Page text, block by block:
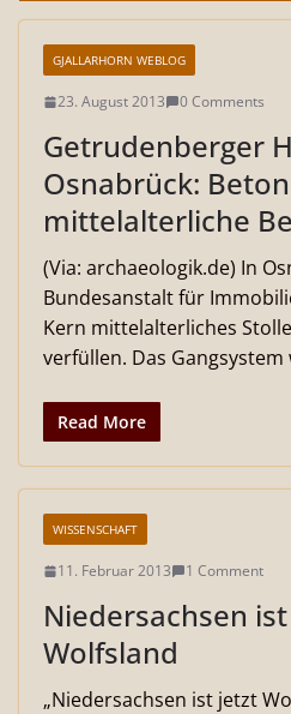
GJALLARHORN WEBLOG
23. August 2013 0 Comments
Getrudenberger
Osnabrück:
mittelalterliche
(Via: archaeologik.de) In
Bundesanstalt für
Kern mittelalterliches
verfüllen. Das
Read More
WISSENSCHAFT
11. Februar 2013 1 Comment
Niedersachsen
Wolfsland
„Niedersachsen ist jetzt